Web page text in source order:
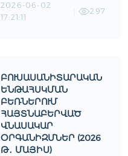
2026-06-02
17:21:11
297
ԲՈՒՍԱՍԱՆԻՏԱՐԱԿԱՆ
ԵՆԹԱՀՍԿՄԱՆ
ԲԵՌՆԵՐՈՒՄ
ՀԱՅՏՆԱԲԵՐՎԱԾ
ՎՆԱՍԱԿԱՐ
ՕՐԳԱՆԻԶՄՆԵՐ (2026
Թ․ ՄԱՅԻՍ)